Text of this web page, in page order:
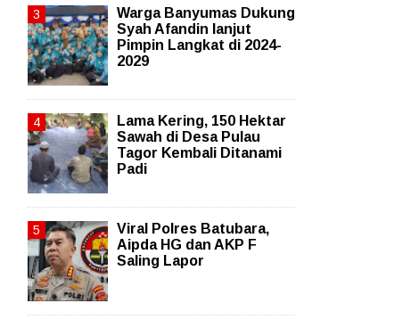
Warga Banyumas Dukung
Syah Afandin lanjut
Pimpin Langkat di 2024-
2029
Lama Kering, 150 Hektar
Sawah di Desa Pulau
Tagor Kembali Ditanami
Padi
Viral Polres Batubara,
Aipda HG dan AKP F
Saling Lapor